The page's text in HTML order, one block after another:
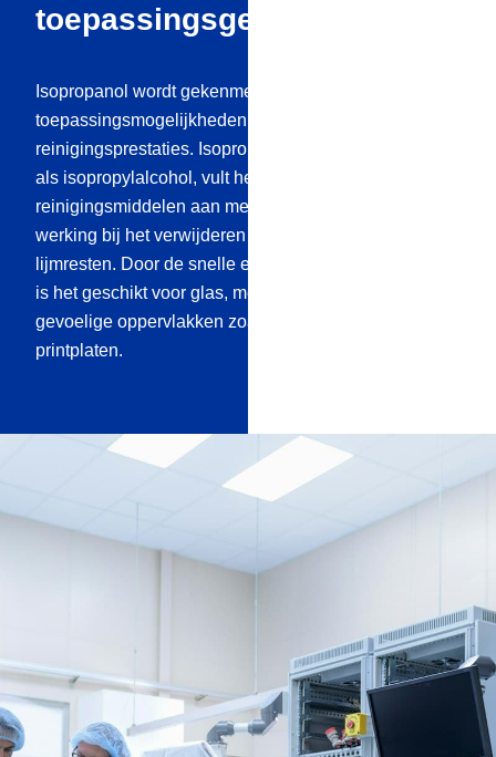
toepassingsgebieden
Isopropanol wordt gekenmerkt door zijn
toepassingsmogelijkheden en hoge
reinigingsprestaties. Isopropanol 99,9%, ook bekend
als isopropylalcohol, vult het assortiment
reinigingsmiddelen aan met zijn effectieve en snelle
werking bij het verwijderen van hardnekkig vuil, vet en
lijmresten. Door de snelle en residuvrije verdamping
is het geschikt voor glas, metaal, kunststof en
gevoelige oppervlakken zoals elektronica of
printplaten.